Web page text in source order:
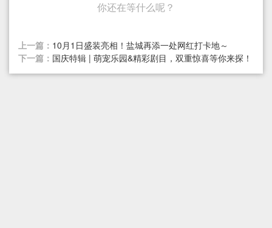
你还在等什么呢？
上一篇： 10月1日盛装亮相！盐城再添一处网红打卡地～
下一篇： 国庆特辑 | 萌宠乐园&精彩剧目，双重惊喜等你来探！